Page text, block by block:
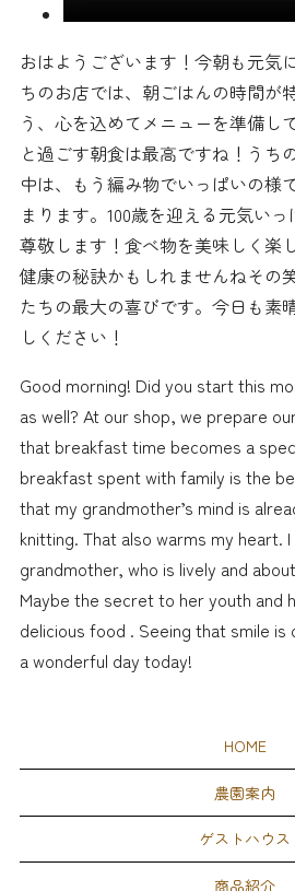
おはようございます！今朝も元気
ちのお店では、朝ごはんの時間が
う、心を込めてメニューを準備し
と過ごす朝食は最高ですね！うち
中は、もう編み物でいっぱいの様
まります。100歳を迎える元気いっ
尊敬します！食べ物を美味しく楽
健康の秘訣かもしれませんねその
たちの最大の喜びです。今日も素
しください！
Good morning! Did you start this
as well? At our shop, we prepare
that breakfast time becomes a
breakfast spent with family is the
that my grandmother’s mind is
knitting. That also warms my heart.
grandmother, who is lively and
Maybe the secret to her youth and
delicious food . Seeing that smile
a wonderful day today!
HOME
農園案内
ゲストハウス
商品紹介